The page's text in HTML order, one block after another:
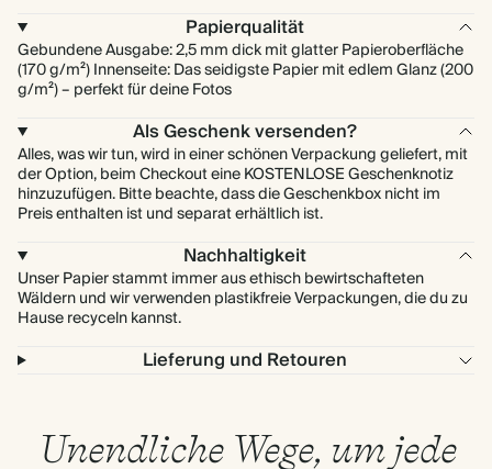
Papierqualität
Gebundene Ausgabe: 2,5 mm dick mit glatter Papieroberfläche
(170 g/m²) Innenseite: Das seidigste Papier mit edlem Glanz (200
g/m²) – perfekt für deine Fotos
Als Geschenk versenden?
Alles, was wir tun, wird in einer schönen Verpackung geliefert, mit
der Option, beim Checkout eine KOSTENLOSE Geschenknotiz
hinzuzufügen. Bitte beachte, dass die Geschenkbox nicht im
Preis enthalten ist und separat erhältlich ist.
Nachhaltigkeit
Unser Papier stammt immer aus ethisch bewirtschafteten
Wäldern und wir verwenden plastikfreie Verpackungen, die du zu
Hause recyceln kannst.
Lieferung und Retouren
Unendliche Wege, um jede